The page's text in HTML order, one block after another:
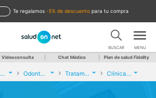
te regalamos -5% de descuento para tu compra
BUSCAR MENU
Videoconsulta Chat Médico Plan de salud Fidelity
Vélez-Málaga Odontología Tratamiento Desinflamatorio Periodontal Clínica Rincón Dental Policlínica